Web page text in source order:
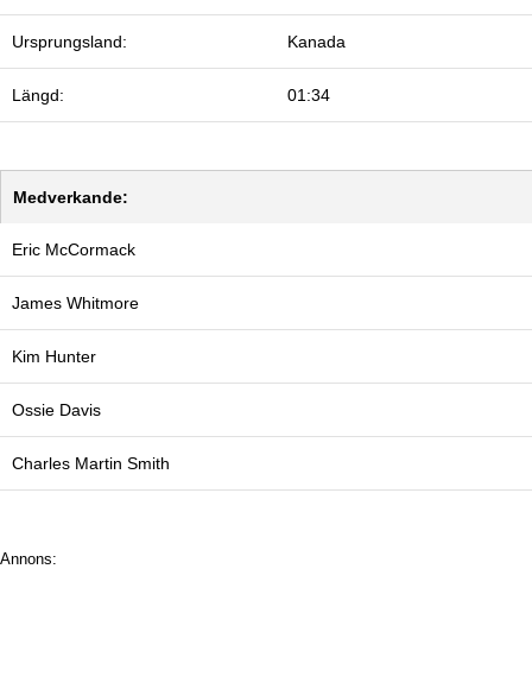
Ursprungsland: Kanada
Längd: 01:34
Medverkande:
Eric McCormack
James Whitmore
Kim Hunter
Ossie Davis
Charles Martin Smith
Annons: